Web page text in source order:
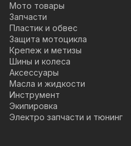
Мото товары
Запчасти
Пластик и обвес
Защита мотоцикла
Крепеж и метизы
Шины и колеса
Аксессуары
Масла и жидкости
Инструмент
Экипировка
Электро запчасти и тюнинг